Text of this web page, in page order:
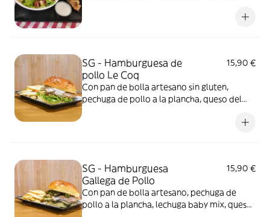
SG - Hamburguesa de
pollo Le Coq
15,90 €
Con pan de bolla artesano sin gluten,
pechuga de pollo a la plancha, queso del
champiñones. No incluye patatas... puedes
SG - Hamburguesa
Gallega de Pollo
15,90 €
Con pan de bolla artesano, pechuga de
pollo a la plancha, lechuga baby mix, queso